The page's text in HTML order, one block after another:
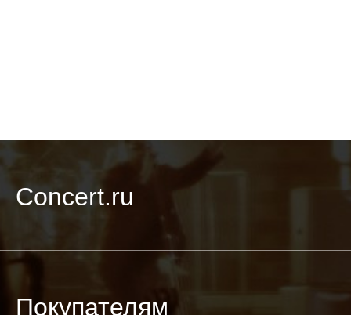
Concert.ru
Покупателям